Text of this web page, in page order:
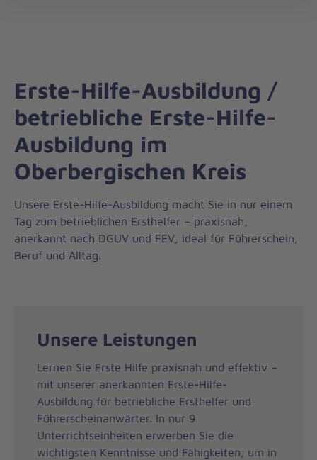
Erste-Hilfe-Ausbildung /
betriebliche Erste-Hilfe-
Ausbildung im
Oberbergischen Kreis
Unsere Erste-Hilfe-Ausbildung macht Sie in nur einem
Tag zum betrieblichen Ersthelfer – praxisnah,
anerkannt nach DGUV und FEV, ideal für Führerschein,
Beruf und Alltag.
Unsere Leistungen
Lernen Sie Erste Hilfe praxisnah und effektiv –
mit unserer anerkannten Erste-Hilfe-
Ausbildung für betriebliche Ersthelfer und
Führerscheinanwärter. In nur 9
Unterrichtseinheiten erwerben Sie die
wichtigsten Kenntnisse und Fähigkeiten, um in